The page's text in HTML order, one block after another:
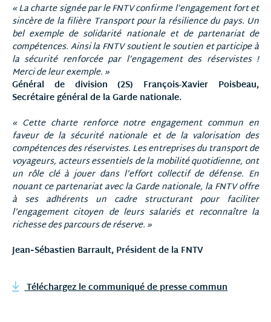
« La charte signée par le FNTV confirme l’engagement fort et
sincère de la filière Transport pour la résilience du pays. Un
bel exemple de solidarité nationale et de partenariat de
compétences. Ainsi la FNTV soutient le soutien et participe à
la sécurité renforcée par l’engagement des réservistes !
Merci de leur exemple. »
Général de division (2S) François-Xavier Poisbeau,
Secrétaire général de la Garde nationale.
« Cette charte renforce notre engagement commun en
faveur de la sécurité nationale et de la valorisation des
compétences des réservistes. Les entreprises du transport de
voyageurs, acteurs essentiels de la mobilité quotidienne, ont
un rôle clé à jouer dans l’effort collectif de défense. En
nouant ce partenariat avec la Garde nationale, la FNTV offre
à ses adhérents un cadre structurant pour faciliter
l’engagement citoyen de leurs salariés et reconnaître la
richesse des parcours de réserve. »
Jean‑Sébastien Barrault, Président de la FNTV
Téléchargez le communiqué de presse commun